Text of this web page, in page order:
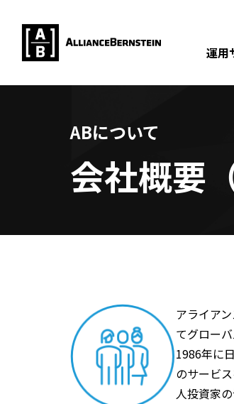
運用
ABについて
会社概要
アライア
てグロー
1986年に
のサービ
人投資家